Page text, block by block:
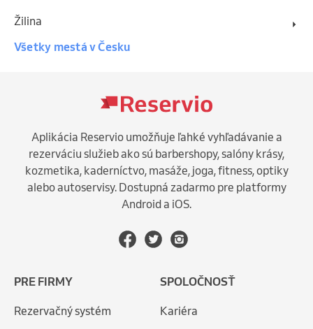
Žilina
Všetky mestá v Česku
Aplikácia Reservio umožňuje ľahké vyhľadávanie a
rezerváciu služieb ako sú barbershopy, salóny krásy,
kozmetika, kaderníctvo, masáže, joga, fitness, optiky
alebo autoservisy. Dostupná zadarmo pre platformy
Android a iOS.
PRE FIRMY
Rezervačný systém
SPOLOČNOSŤ
Kariéra